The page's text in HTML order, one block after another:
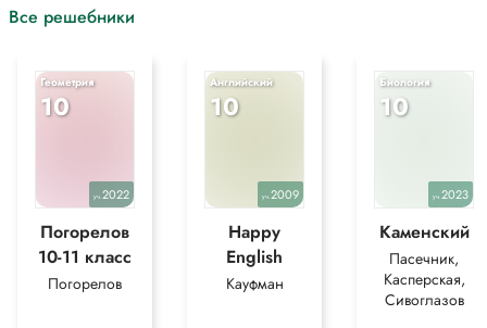
Все решебники
Геометрия
10
уч.2022
Погорелов
10-11 класс
Погорелов
Английский
10
уч.2009
Happy
English
Кауфман
Биология
10
уч.2023
Каменский
Пасечник,
Касперская,
Сивоглазов